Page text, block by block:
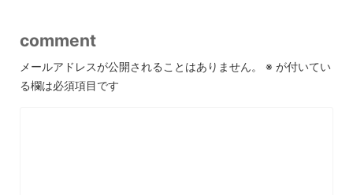
comment
メールアドレスが公開されることはありません。 ※ が付いてい
る欄は必須項目です